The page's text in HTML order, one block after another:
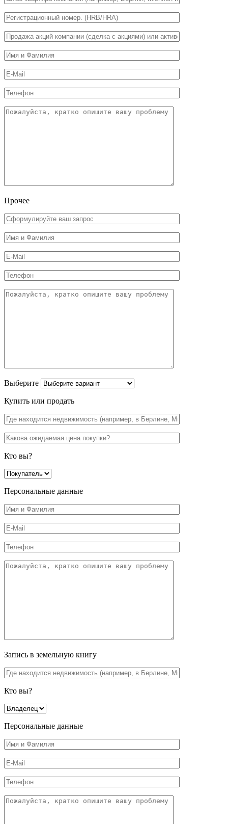
Прочее
Выберите
Купить или продать
Кто вы?
Персональные данные
Запись в земельную книгу
Кто вы?
Персональные данные